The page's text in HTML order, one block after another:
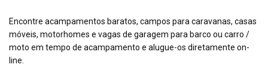
Encontre acampamentos baratos, campos para caravanas, casas
móveis, motorhomes e vagas de garagem para barco ou carro /
moto em tempo de acampamento e alugue-os diretamente on-
line.